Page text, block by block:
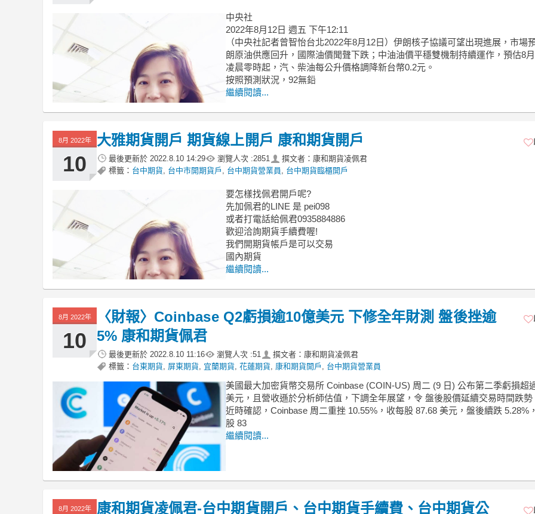
中央社
2022年8月12日 週五 下午12:11
（中央社記者曾智怡台北2022年8月12日）伊朗核子協議可望出現進展，市場
朗原油供應回升，國際油價聞聲下跌；中油油價平穩雙機制持續運作，預估8
凌晨零時起，汽、柴油每公升價格調降新台幣0.2元。
按照預測狀況，92無鉛
繼續閱讀...
8月 2022年
10
大雅期貨開戶 期貨線上開戶 康和期貨開戶
最後更新於 2022.8.10 14:29 瀏覽人次 :2851
撰文者：康和期貨凌佩君
標籤： 台中期貨 台中市開期貨戶 台中期貨營業員 台中期貨臨櫃開戶
要怎樣找佩君開戶呢?
先加佩君的LINE 是 pei098
或者打電話給佩君0935884886
歡迎洽詢期貨手續費喔!
我們開期貨帳戶是可以交易
國內期貨
繼續閱讀...
8月 2022年
10
〈財報〉Coinbase Q2虧損逾10億美元 下修全年財測 盤後挫逾
5% 康和期貨佩君
最後更新於 2022.8.10 11:16 瀏覽人次 :51
撰文者：康和期貨凌佩君
標籤： 台東期貨 屏東期貨 宜蘭期貨 花蓮期貨 康和期貨開戶 台中期貨營業員
美國最大加密貨幣交易所 Coinbase (COIN-US) 周二 (9 日) 公布第二季虧損超
美元，且營收遜於分析師估值，下調全年展望，令 盤後股價延續交易時間跌勢
近時確認，Coinbase 周二重挫 10.55%，收每股 87.68 美元，盤後續跌 5.28%
股 83
繼續閱讀...
8月 2022年
康和期貨凌佩君-台中期貨開戶、台中期貨手續費、台中期貨公